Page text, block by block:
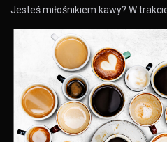
Jesteś miłośnikiem kawy? W